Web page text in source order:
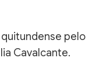
quitundense pelo
Cavalcante.